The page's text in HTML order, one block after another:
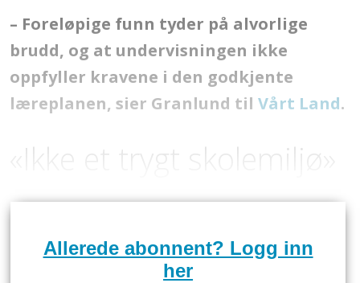
– Foreløpige funn tyder på alvorlige
brudd, og at undervisningen ikke
oppfyller kravene i den godkjente
læreplanen, sier Granlund til Vårt Land.
«Ikke et trygt skolemiljø»
Allerede abonnent? Logg inn
her